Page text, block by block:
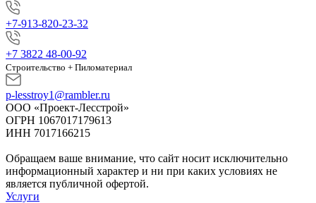
+7-913-820-23-32
+7 3822 48-00-92
Строительство + Пиломатериал
p-lesstroy1@rambler.ru
ООО «Проект-Лесстрой»
ОГРН 1067017179613
ИНН 7017166215
Обращаем ваше внимание, что сайт носит исключительно
информационный характер и ни при каких условиях не
является публичной офертой.
Услуги